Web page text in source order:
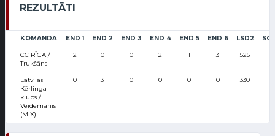
REZULTĀTI
KOMANDA END 1 END 2 END 3 END 4 END 5 END 6 LSD2
CC RĪGA /
Trukšāns
2 0 0 2 1 3 525
Latvijas
Kērlinga
klubs /
Veidemanis
(MIX)
0 3 0 0 0 0 330